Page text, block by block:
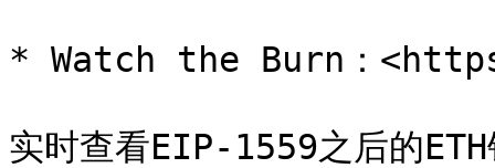
* Watch the Burn：
实时查看EIP-1559之后的